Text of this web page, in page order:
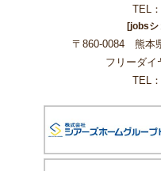
TEL
[jobsシ
〒860-0084 熊本
フリーダイ
TEL